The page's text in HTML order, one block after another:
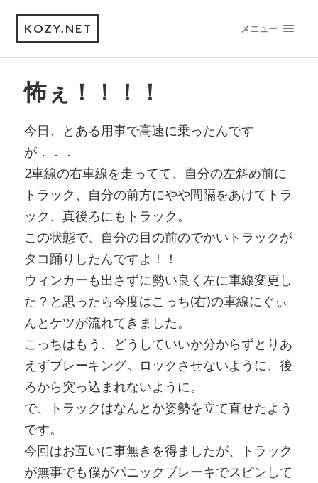
KOZY.NET メニュー
怖ぇ！！！！
今日、とある用事で高速に乗ったんです
が．．．
2車線の右車線を走ってて、自分の左斜め前に
トラック、自分の前方にやや間隔をあけてトラ
ック、真後ろにもトラック。
この状態で、自分の目の前のでかいトラックが
タコ踊りしたんですよ！！
ウィンカーも出さずに勢い良く左に車線変更し
た？と思ったら今度はこっち(右)の車線にぐぃ
んとケツが流れてきました。
こっちはもう、どうしていいか分からずとりあ
えずブレーキング。ロックさせないように、後
ろから突っ込まれないように。
で、トラックはなんとか姿勢を立て直せたよう
です。
今回はお互いに事無きを得ましたが、トラック
が無事でも僕がパニックブレーキでスピンして